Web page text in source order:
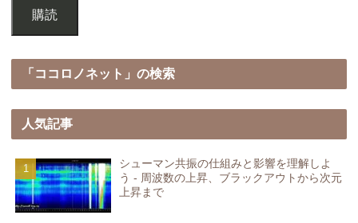
購読
「ココロノネット」の検索
人気記事
シューマン共振の仕組みと影響を理解しよ
う - 周波数の上昇、ブラックアウトから次元
上昇まで